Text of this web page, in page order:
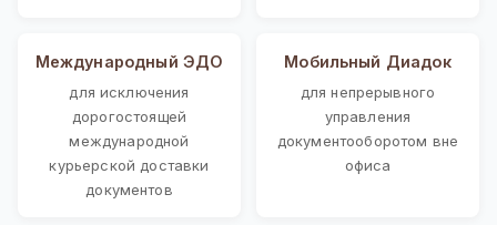
Международный ЭДО
для исключения
дорогостоящей
международной
курьерской доставки
документов
Мобильный Диадок
для непрерывного
управления
документооборотом вне
офиса